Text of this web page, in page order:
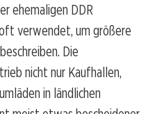
ehemaligen DDR
verwendet, um größere
Die
nicht nur Kaufhallen,
in ländlichen